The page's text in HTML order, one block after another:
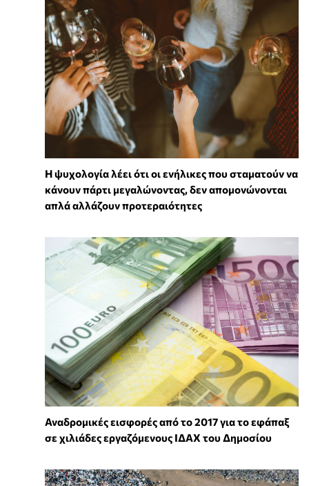
Η ψυχολογία λέει ότι οι ενήλικες που σταματούν να
κάνουν πάρτι μεγαλώνοντας, δεν απομονώνονται
απλά αλλάζουν προτεραιότητες
Αναδρομικές εισφορές από το 2017 για το εφάπαξ
σε χιλιάδες εργαζόμενους ΙΔΑΧ του Δημοσίου